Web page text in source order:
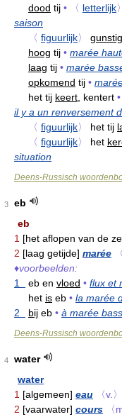
dood tij • 〈 letterlijk〉
saison
〈 figuurlijk〉 gunstig
hoog tij • marée
laag tij • marée
opkomend tij •
het tij keert, kentert •
il y a un renversement
〈 figuurlijk〉 het tij
〈 figuurlijk〉 het
situation
Deens-Russisch
3
eb
eb
1 [het aflopen van de
2 [laag getijde] marée
♦voorbeelden:
1
eb en vloed • flux et
het is eb • la marée
2
bij eb • à marée
Deens-Russisch
4
water
water
1 [algemeen] eau
〈v.〉
2 [vaarwater] cours 〈